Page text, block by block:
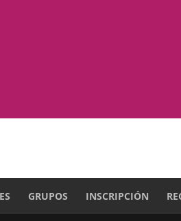
GRUPOS INSCRIPCIÓN